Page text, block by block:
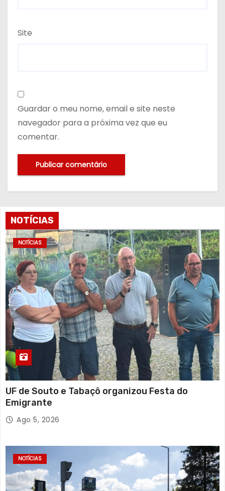
Site
Guardar o meu nome, email e site neste
navegador para a próxima vez que eu
comentar.
NOTÍCIAS
NOTÍCIAS
UF de Souto e Tabaçô organizou Festa do
Emigrante
Ago 5, 2026
NOTÍCIAS